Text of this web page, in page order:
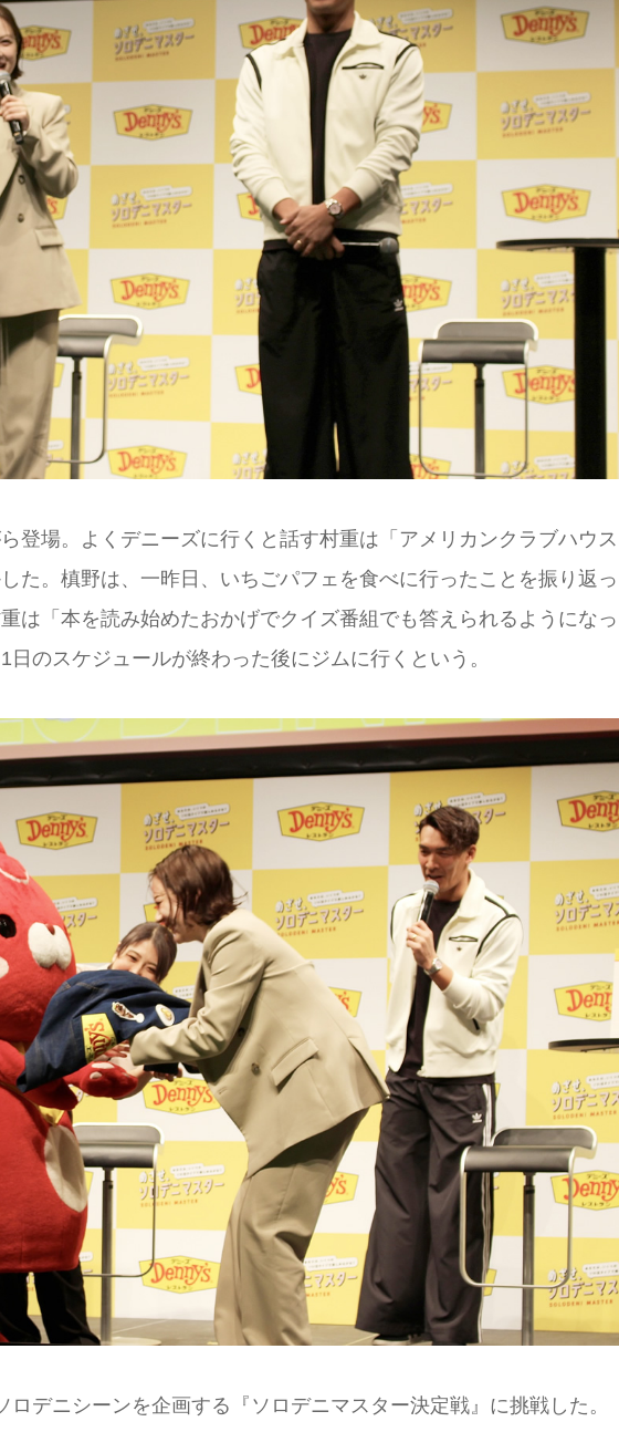
登場。よくデニーズに行くと話す村重は「アメリカンクラブハウス
た。槙野は、一昨日、いちごパフェを食べに行ったことを振り返っ
は「本を読み始めたおかげでクイズ番組でも答えられるようになっ
のスケジュールが終わった後にジムに行くという。
デニシーンを企画する『ソロデニマスター決定戦』に挑戦した。